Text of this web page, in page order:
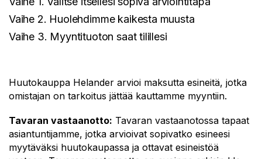
Vaihe 2. Huolehdimme kaikesta muusta
Vaihe 3. Myyntituoton saat tilillesi
Huutokauppa Helander arvioi maksutta esineitä, jotka
omistajan on tarkoitus jättää kauttamme myyntiin.
Tavaran vastaanotto: Tavaran vastaanotossa tapaat
asiantuntijamme, jotka arvioivat sopivatko esineesi
myytäväksi huutokaupassa ja ottavat esineistöä